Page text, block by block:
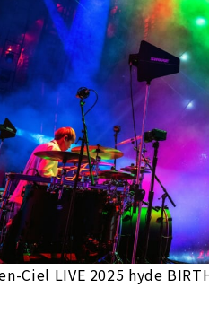
Ciel LIVE 2025 hyde